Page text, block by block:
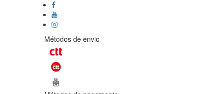
Métodos de envio